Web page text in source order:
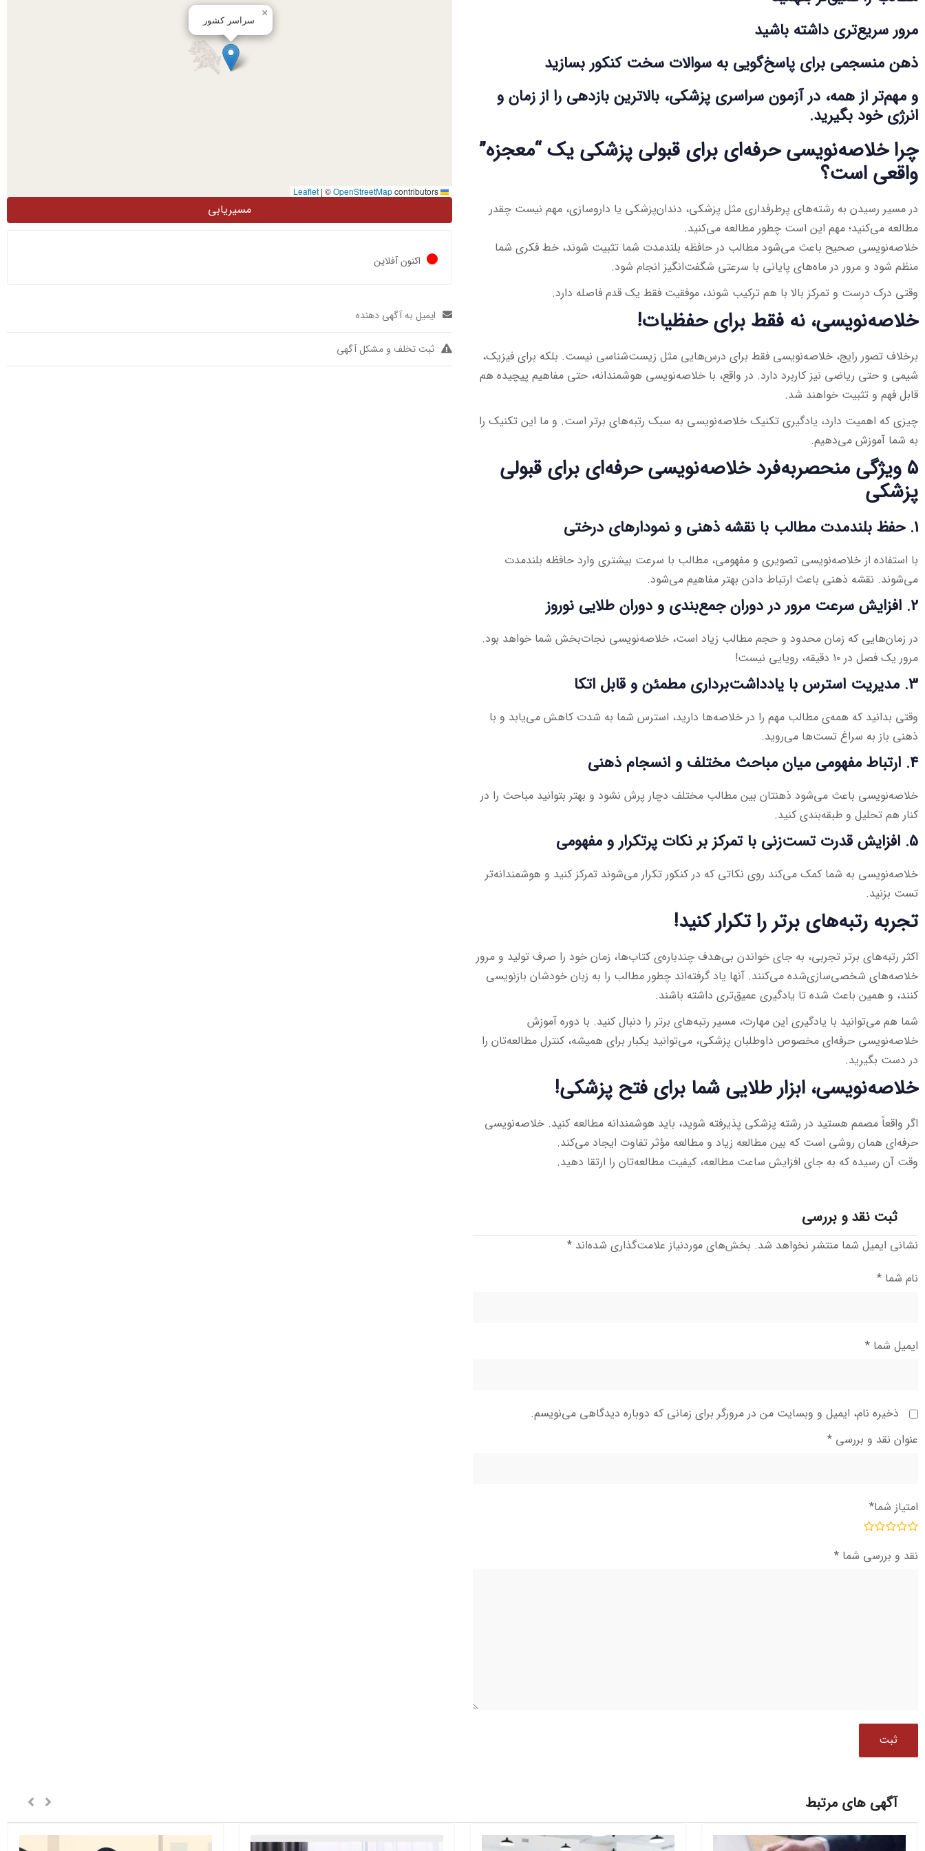
مرور سریع‌تری داشته باشید
ذهن منسجمی برای پاسخ‌گویی به سوالات سخت کنکور بسازید
و مهم‌تر از همه، در آزمون سراسری پزشکی، بالاترین بازدهی را از زمان و
انرژی خود بگیرید.
چرا خلاصه‌نویسی حرفه‌ای برای قبولی پزشکی یک “معجزه”
واقعی است؟
در مسیر رسیدن به رشته‌های پرطرفداری مثل پزشکی، دندان‌پزشکی یا داروسازی، مهم نیست چقدر
مطالعه می‌کنید؛ مهم این است چطور مطالعه می‌کنید.
خلاصه‌نویسی صحیح باعث می‌شود مطالب در حافظه بلندمدت شما تثبیت شوند، خط فکری شما
منظم شود و مرور در ماه‌های پایانی با سرعتی شگفت‌انگیز انجام شود.
وقتی درک درست و تمرکز بالا با هم ترکیب شوند، موفقیت فقط یک قدم فاصله دارد.
خلاصه‌نویسی، نه فقط برای حفظیات!
برخلاف تصور رایج، خلاصه‌نویسی فقط برای درس‌هایی مثل زیست‌شناسی نیست. بلکه برای فیزیک،
شیمی و حتی ریاضی نیز کاربرد دارد. در واقع، با خلاصه‌نویسی هوشمندانه، حتی مفاهیم پیچیده هم
قابل فهم و تثبیت خواهند شد.
چیزی که اهمیت دارد، یادگیری تکنیک خلاصه‌نویسی به سبک رتبه‌های برتر است. و ما این تکنیک را
به شما آموزش می‌دهیم.
۵ ویژگی منحصربه‌فرد خلاصه‌نویسی حرفه‌ای برای قبولی
پزشکی
1. حفظ بلندمدت مطالب با نقشه ذهنی و نمودارهای درختی
با استفاده از خلاصه‌نویسی تصویری و مفهومی، مطالب با سرعت بیشتری وارد حافظه بلندمدت
می‌شوند. نقشه ذهنی باعث ارتباط دادن بهتر مفاهیم می‌شود.
2. افزایش سرعت مرور در دوران جمع‌بندی و دوران طلایی نوروز
در زمان‌هایی که زمان محدود و حجم مطالب زیاد است، خلاصه‌نویسی نجات‌بخش شما خواهد بود.
مرور یک فصل در ۱۰ دقیقه، رویایی نیست!
3. مدیریت استرس با یادداشت‌برداری مطمئن و قابل اتکا
وقتی بدانید که همه‌ی مطالب مهم را در خلاصه‌ها دارید، استرس شما به شدت کاهش می‌یابد و با
ذهنی باز به سراغ تست‌ها می‌روید.
4. ارتباط مفهومی میان مباحث مختلف و انسجام ذهنی
خلاصه‌نویسی باعث می‌شود ذهنتان بین مطالب مختلف دچار پرش نشود و بهتر بتوانید مباحث را در
کنار هم تحلیل و طبقه‌بندی کنید.
5. افزایش قدرت تست‌زنی با تمرکز بر نکات پرتکرار و مفهومی
خلاصه‌نویسی به شما کمک می‌کند روی نکاتی که در کنکور تکرار می‌شوند تمرکز کنید و هوشمندانه‌تر
تست بزنید.
تجربه رتبه‌های برتر را تکرار کنید!
اکثر رتبه‌های برتر تجربی، به جای خواندن بی‌هدف چندباره‌ی کتاب‌ها، زمان خود را صرف تولید و مرور
خلاصه‌های شخصی‌سازی‌شده می‌کنند. آنها یاد گرفته‌اند چطور مطالب را به زبان خودشان بازنویسی
کنند، و همین باعث شده تا یادگیری عمیق‌تری داشته باشند.
شما هم می‌توانید با یادگیری این مهارت، مسیر رتبه‌های برتر را دنبال کنید. با دوره آموزش
خلاصه‌نویسی حرفه‌ای مخصوص داوطلبان پزشکی، می‌توانید یکبار برای همیشه، کنترل مطالعه‌تان را
در دست بگیرید.
خلاصه‌نویسی، ابزار طلایی شما برای فتح پزشکی!
اگر واقعاً مصمم هستید در رشته پزشکی پذیرفته شوید، باید هوشمندانه مطالعه کنید. خلاصه‌نویسی
حرفه‌ای همان روشی است که بین مطالعه زیاد و مطالعه مؤثر تفاوت ایجاد می‌کند.
وقت آن رسیده که به جای افزایش ساعت مطالعه، کیفیت مطالعه‌تان را ارتقا دهید.
ثبت نقد و بررسی
نشانی ایمیل شما منتشر نخواهد شد. بخش‌های موردنیاز علامت‌گذاری شده‌اند *
نام شما *
ایمیل شما *
ذخیره نام، ایمیل و وبسایت من در مرورگر برای زمانی که دوباره دیدگاهی می‌نویسم.
عنوان نقد و بررسی *
امتیاز شما*
نقد و بررسی شما *
سراسر کشور
×
| ©OpenStreetMapcontributors
مسیریابی
اکنون آفلاین
ایمیل به آگهی دهنده
ثبت تخلف و مشکل آگهی
آگهی های مرتبط